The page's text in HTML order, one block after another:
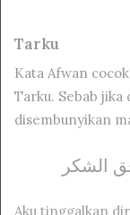
Tarku
Kata Afwan
Tarku. Sebab
disembunyikan
الشكر
Aku tinggalkan